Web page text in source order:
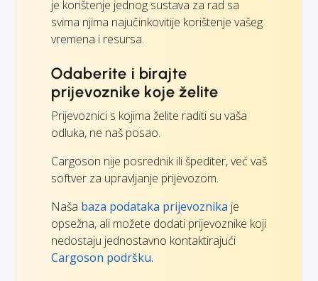
je korištenje jednog sustava za rad sa
svima njima najučinkovitije korištenje vašeg
vremena i resursa.
Odaberite i birajte
prijevoznike koje želite
Prijevoznici s kojima želite raditi su vaša
odluka, ne naš posao.
Cargoson nije posrednik ili špediter, već vaš
softver za upravljanje prijevozom.
Naša baza podataka prijevoznika je
opsežna, ali možete dodati prijevoznike koji
nedostaju jednostavno kontaktirajući
Cargoson podršku.